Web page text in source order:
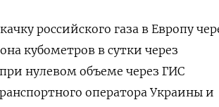
российского газа в Европу
кубометров в сутки через
нулевом объеме через ГИС
оператора Украины и